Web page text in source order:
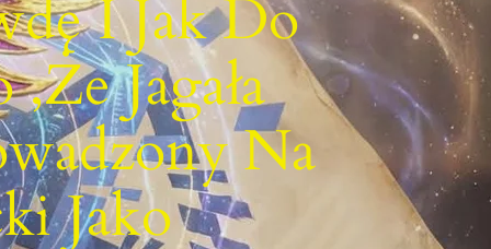
I Jak Do
Jagała
Na
Jako